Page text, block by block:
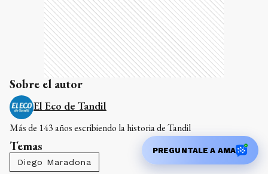
Sobre el autor
El Eco de Tandil
Más de 143 años escribiendo la historia de Tandil
Temas
Diego Maradona
PREGUNTALE A AMA